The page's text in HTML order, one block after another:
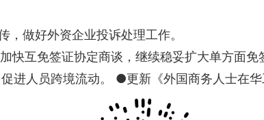
，做好外资企业投诉处理工作。
快互免签证协定商谈，继续稳妥扩大单方面
进人员跨境流动。 ●更新《外国商务人士在华